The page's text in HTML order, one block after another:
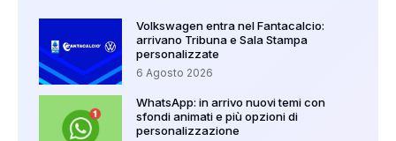
Volkswagen entra nel Fantacalcio:
arrivano Tribuna e Sala Stampa
personalizzate
6 Agosto 2026
WhatsApp: in arrivo nuovi temi con
sfondi animati e più opzioni di
personalizzazione